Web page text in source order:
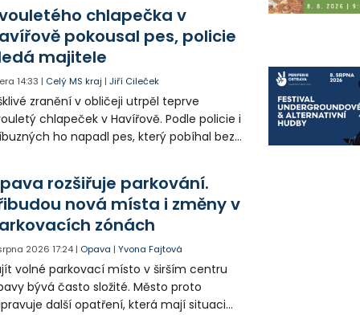
chlapečka v
pokousal pes, policie
majitele
14:33 | Celý MS kraj |Jiří Cileček
zranění v obličeji utrpěl teprve
chlapeček v Havířově. Podle policie i
ho napadl pes, který pobíhal bez
psa hledá.
rozšiřuje parkování.
nová místa i změny v
zónách
2026 17:24 | Opava |Yvona Fajtová
volné parkovací místo v širším centru
bývá často složité. Město proto
další opatření, která mají situaci